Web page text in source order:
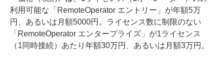
利用可能な「RemoteOperator エントリー」が年額5万
円、あるいは月額5000円。ライセンス数に制限のない
「RemoteOperator エンタープライズ」が1ライセンス
（1同時接続）あたり年額30万円、あるいは月額3万円。